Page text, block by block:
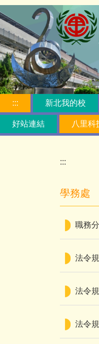
跳
到
主
要
內
容
區
::: 新北我的校
好站連結 八里科
:::
學務處
職務
法令
法令
法令